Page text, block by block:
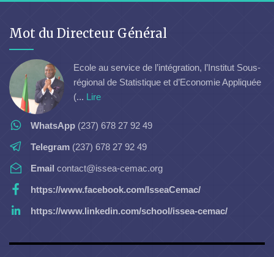
Mot du Directeur Général
Ecole au service de l’intégration, l’Institut Sous-
régional de Statistique et d’Economie Appliquée
(... Lire
WhatsApp (237) 678 27 92 49
Telegram (237) 678 27 92 49
Email contact@issea-cemac.org
https://www.facebook.com/IsseaCemac/
https://www.linkedin.com/school/issea-cemac/